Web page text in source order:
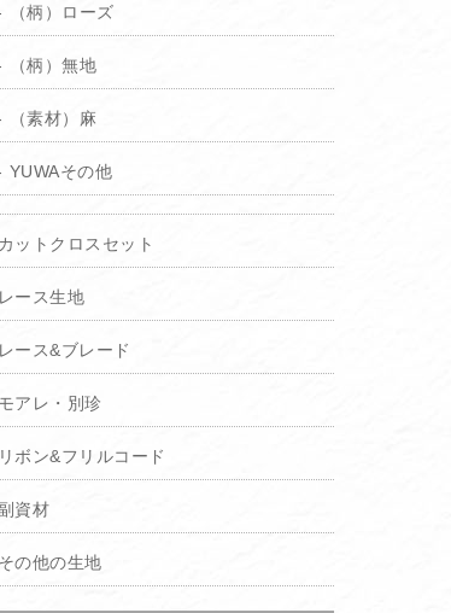
（柄）ローズ
（柄）無地
（素材）麻
YUWAその他
カットクロスセット
レース生地
レース&ブレード
モアレ・別珍
リボン&フリルコード
資材
その他の生地